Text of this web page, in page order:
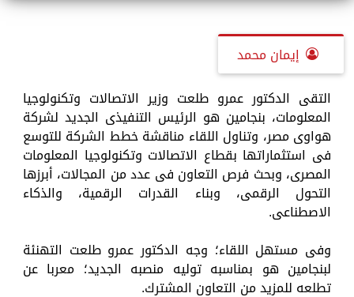
إيمان محمد
التقى الدكتور عمرو طلعت وزير الاتصالات وتكنولوجيا
المعلومات، بنجامين هو الرئيس التنفيذى الجديد لشركة
هواوى مصر، وتناول اللقاء مناقشة خطط الشركة للتوسع
فى استثماراتها بقطاع الاتصالات وتكنولوجيا المعلومات
المصرى، وبحث فرص التعاون فى عدد من المجالات، أبرزها
التحول الرقمى، وبناء القدرات الرقمية، والذكاء
الاصطناعى.
وفى مستهل اللقاء؛ وجه الدكتور عمرو طلعت التهنئة
لبنجامين هو بمناسبه توليه منصبه الجديد؛ معربا عن
تطلعه للمزيد من التعاون المشترك.